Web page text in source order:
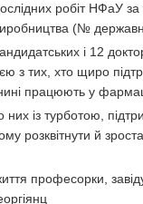
робіт НФаУ
(№
і 12
з тих, хто щиро
працюють у
них із турботою,
розквітнути й